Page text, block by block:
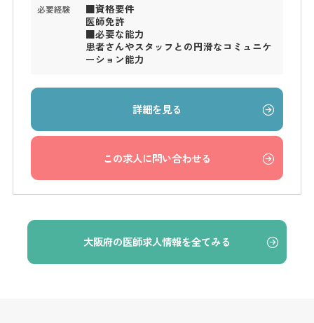
必要経験
■資格要件
医師免許
■必要な能力
患者さんやスタッフとの円滑なコミュニケ
ーション能力
詳細を見る
この求人に問い合わせる
大阪府の医師求人情報を全てみる